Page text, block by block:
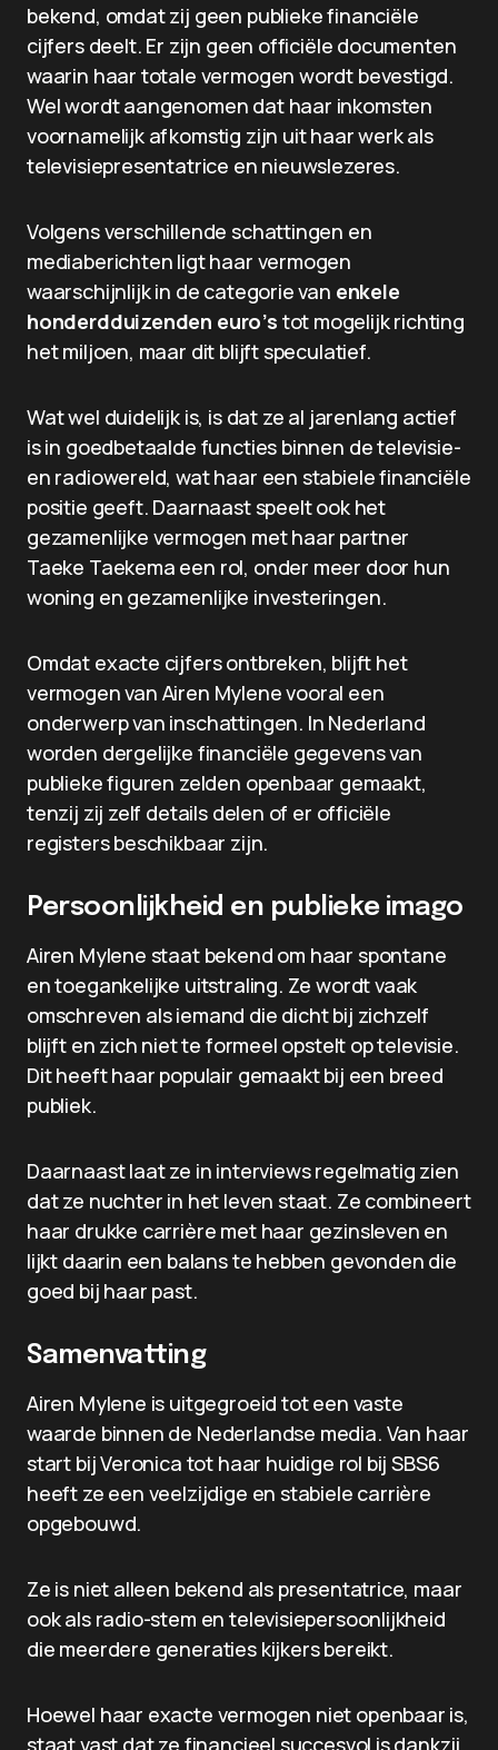
bekend, omdat zij geen publieke financiële
cijfers deelt. Er zijn geen officiële documenten
waarin haar totale vermogen wordt bevestigd.
Wel wordt aangenomen dat haar inkomsten
voornamelijk afkomstig zijn uit haar werk als
televisiepresentatrice en nieuwslezeres.
Volgens verschillende schattingen en
mediaberichten ligt haar vermogen
waarschijnlijk in de categorie van enkele
honderdduizenden euro’s tot mogelijk richting
het miljoen, maar dit blijft speculatief.
Wat wel duidelijk is, is dat ze al jarenlang actief
is in goedbetaalde functies binnen de televisie-
en radiowereld, wat haar een stabiele financiële
positie geeft. Daarnaast speelt ook het
gezamenlijke vermogen met haar partner
Taeke Taekema een rol, onder meer door hun
woning en gezamenlijke investeringen.
Omdat exacte cijfers ontbreken, blijft het
vermogen van Airen Mylene vooral een
onderwerp van inschattingen. In Nederland
worden dergelijke financiële gegevens van
publieke figuren zelden openbaar gemaakt,
tenzij zij zelf details delen of er officiële
registers beschikbaar zijn.
Persoonlijkheid en publieke imago
Airen Mylene staat bekend om haar spontane
en toegankelijke uitstraling. Ze wordt vaak
omschreven als iemand die dicht bij zichzelf
blijft en zich niet te formeel opstelt op televisie.
Dit heeft haar populair gemaakt bij een breed
publiek.
Daarnaast laat ze in interviews regelmatig zien
dat ze nuchter in het leven staat. Ze combineert
haar drukke carrière met haar gezinsleven en
lijkt daarin een balans te hebben gevonden die
goed bij haar past.
Samenvatting
Airen Mylene is uitgegroeid tot een vaste
waarde binnen de Nederlandse media. Van haar
start bij Veronica tot haar huidige rol bij SBS6
heeft ze een veelzijdige en stabiele carrière
opgebouwd.
Ze is niet alleen bekend als presentatrice, maar
ook als radio-stem en televisiepersoonlijkheid
die meerdere generaties kijkers bereikt.
Hoewel haar exacte vermogen niet openbaar is,
staat vast dat ze financieel succesvol is dankzij